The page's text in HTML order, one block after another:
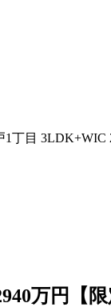
丁目 3LDK+WIC
万円【限